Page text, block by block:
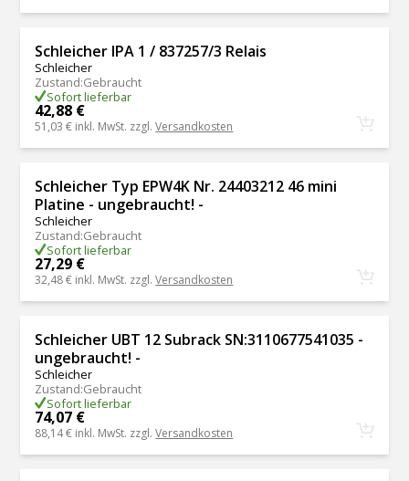
Schleicher IPA 1 / 837257/3 Relais
Schleicher
Zustand:Gebraucht
Sofort lieferbar
42,88 €
51,03 € inkl. MwSt. zzgl.Versandkosten
Schleicher Typ EPW4K Nr. 24403212 46 mini
Platine - ungebraucht! -
Schleicher
Zustand:Gebraucht
Sofort lieferbar
27,29 €
32,48 € inkl. MwSt. zzgl.Versandkosten
Schleicher UBT 12 Subrack SN:3110677541035 -
ungebraucht! -
Schleicher
Zustand:Gebraucht
Sofort lieferbar
74,07 €
88,14 € inkl. MwSt. zzgl.Versandkosten